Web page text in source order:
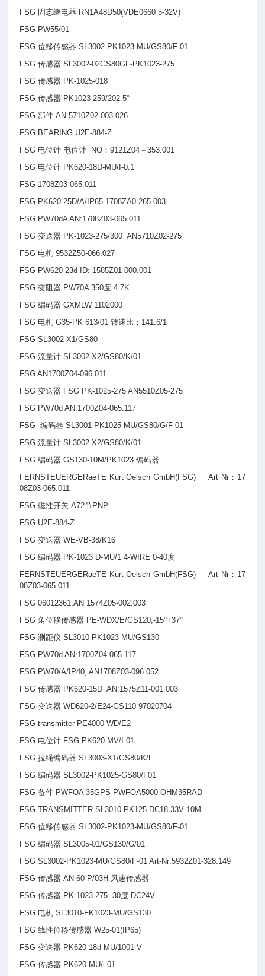
FSG 固态继电器 RN1A48D50(VDE0660 5-32V)
FSG PW55/01
FSG位移传感器 SL3002-PK1023-MU/GS80/F-01
FSG传感器 SL3002-02GS80GF-PK1023-275
FSG传感器 PK-1025-018
FSG传感器 PK1023-259/202.5°
FSG部件 AN 5710Z02-003.026
FSG BEARING U2E-884-Z
FSG 电位计 电位计 NO：9121Z04－353.001
FSG 电位计 PK620-18D-MU/I-0.1
FSG 1708Z03-065.011
FSG PK620-25D/A/IP65 1708ZA0-265.003
FSG PW70dA AN:1708Z03-065.011
FSG变送器 PK-1023-275/300 AN5710Z02-275
FSG 电机 9532Z50-066.027
FSG PW620-23d ID: 1585Z01-000.001
FSG变阻器 PW70A 350度.4.7K
FSG编码器 GXMLW 1102000
FSG 电机 G35-PK 613/01 转速比：141.6/1
FSG SL3002-X1/GS80
FSG流量计 SL3002-X2/GS80/K/01
FSG AN1700Z04-096.011
FSG变送器 FSG PK-1025-275 AN5510Z05-275
FSG PW70d AN:1700Z04-065.117
FSG编码器 SL3001-PK1025-MU/GS80/G/F-01
FSG流量计 SL3002-X2/GS80/K/01
FSG编码器 GS130-10M/PK1023 编码器
FERNSTEUERGERaeTE Kurt Oelsch GmbH(FSG) Art Nr：17
08Z03-065.011
FSG磁性开关 A72节PNP
FSG U2E-884-Z
FSG变送器 WE-VB-38/K16
FSG编码器 PK-1023 D-MU/1 4-WIRE 0-40度
FERNSTEUERGERaeTE Kurt Oelsch GmbH(FSG) Art Nr：17
08Z03-065.011
FSG 06012361,AN 1574Z05-002.003
FSG角位移传感器 PE-WDX/E/GS120,-15°+37°
FSG测距仪 SL3010-PK1023-MU/GS130
FSG PW70d AN:1700Z04-065.117
FSG PW70/A/IP40, AN1708Z03-096.052
FSG传感器 PK620-15D AN:1575Z11-001.003
FSG变送器 WD620-2/E24-GS110 97020704
FSG transmitter PE4000-WD/E2
FSG 电位计 FSG PK620-MV/I-01
FSG拉绳编码器 SL3003-X1/GS80/K/F
FSG编码器 SL3002-PK1025-GS80/F01
FSG备件 PWFOA 35GPS PWFOA5000 OHM35RAD
FSG TRANSMITTER SL3010-PK125 DC18-33V 10M
FSG位移传感器 SL3002-PK1023-MU/GS80/F-01
FSG编码器 SL3005-01/GS130/G/01
FSG SL3002-PK1023-MU/GS80/F-01 Art-Nr:5932Z01-328.149
FSG传感器 AN-60-P/03H 风速传感器
FSG传感器 PK-1023-275 30度 DC24V
FSG 电机 SL3010-FK1023-MU/GS130
FSG线性位移传感器 W25-01(IP65)
FSG变送器 PK620-18d-MU/1001 V
FSG传感器 PK620-MU/i-01